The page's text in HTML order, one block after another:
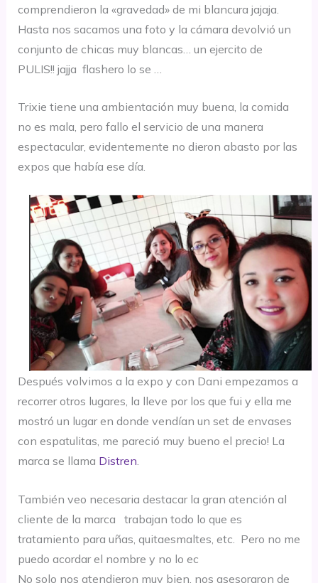
comprendieron la «gravedad» de mi blancura jajaja.
Hasta nos sacamos una foto y la cámara devolvió un
conjunto de chicas muy blancas… un ejercito de
PULIS!! jajja flashero lo se …
Trixie tiene una ambientación muy buena, la comida
no es mala, pero fallo el servicio de una manera
espectacular, evidentemente no dieron abasto por las
expos que había ese día.
Después volvimos a la expo y con Dani empezamos a
recorrer otros lugares, la lleve por los que fui y ella me
mostró un lugar en donde vendían un set de envases
con espatulitas, me pareció muy bueno el precio! La
marca se llama Distren.
También veo necesaria destacar la gran atención al
cliente de la marca trabajan todo lo que es
tratamiento para uñas, quitaesmaltes, etc. Pero no me
puedo acordar el nombre y no lo ec
No solo nos atendieron muy bien, nos asesoraron de